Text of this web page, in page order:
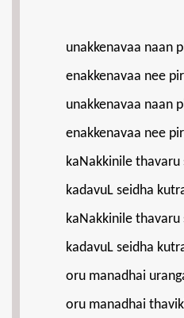
unakkenavaa naan
enakkenavaa nee
unakkenavaa naan
enakkenavaa nee
kaNakkinile thavaru
kadavuL seidha
kaNakkinile thavaru
kadavuL seidha
oru manadhai
oru manadhai